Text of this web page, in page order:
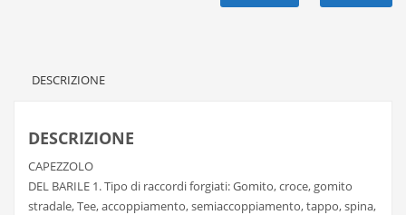
DESCRIZIONE
DESCRIZIONE
CAPEZZOLO
DEL BARILE 1. Tipo di raccordi forgiati: Gomito, croce, gomito
stradale, Tee, accoppiamento, semiaccoppiamento, tappo, spina,